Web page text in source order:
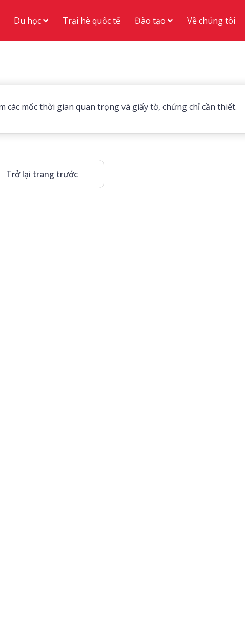
Du học Trại hè quốc tế Đào tạo Về chúng tôi
các mốc thời gian quan trọng và giấy tờ, chứng chỉ cần thiết.
Trở lại trang trước